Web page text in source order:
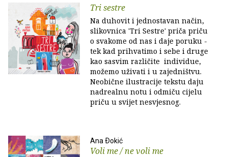
Tri sestre
Na duhovit i jednostavan način,
slikovnica 'Tri Sestre' priča priču
o svakome od nas i daje poruku -
tek kad prihvatimo i sebe i druge
kao sasvim različite individue,
možemo uživati i u zajedništvu.
Neobične ilustracije tekstu daju
nadrealnu notu i odmiču cijelu
priču u svijet nesvjesnog.
Ana Ðokić
Voli me / ne voli me